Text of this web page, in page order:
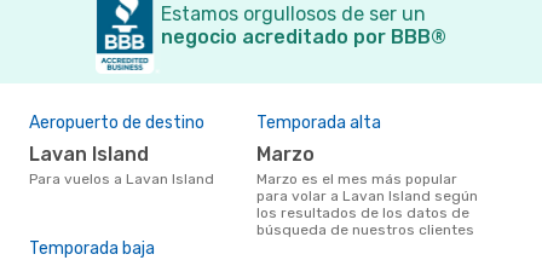
Estamos orgullosos de ser un
negocio acreditado por BBB®
Aeropuerto de destino
Lavan Island
Para vuelos a Lavan Island
Temporada alta
marzo
marzo es el mes más popular
para volar a Lavan Island según
los resultados de los datos de
búsqueda de nuestros clientes
Temporada baja